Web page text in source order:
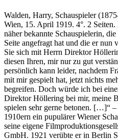
Walden, Harry, Schauspieler
Wien, 15. April 1919. 4°. 2
näher bekannte Schauspielerin,
Seite angefragt hat und die er
Sie sich mit Herrn Direktor
diesen Ihren, mir nur zu gut
persönlich kann leider, nachdem
mit mir gespielt hat, jetzt nichts
begreifen. Doch würde ich bei
Direktor Höllering bei mir, meine
spielen sehr gerne betonen. […]“
1910ern ein pupulärer Wiener
seine eigene
GmbH. 1921 verübte er in Berlin